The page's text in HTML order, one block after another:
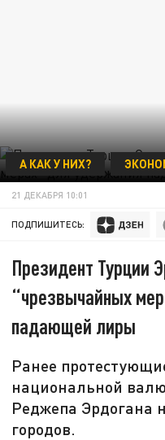
А КАК У НИХ?
21 ДЕКАБРЯ 10:01
ПОДПИШИТЕСЬ:
Президент Турции
“чрезвычайных
падающей лиры
Ранее
национальной
Реджепа Эрдогана
городов.